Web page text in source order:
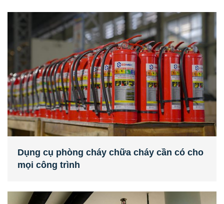
Dụng cụ phòng cháy chữa cháy cần có cho
mọi công trình